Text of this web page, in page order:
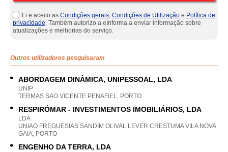
Li e aceito as Condições gerais, Condições de Utilização e Política de
privacidade. Também autorizo a eInforma a enviar informação sobre
atualizações e melhorias do serviço.
Outros utilizadores pesquisaram
ABORDAGEM DINÂMICA, UNIPESSOAL, LDA
UNIP
TERMAS SAO VICENTE PENAFIEL, PORTO
RESPIRÓMAR - INVESTIMENTOS IMOBILIÁRIOS, LDA
LDA
UNIAO FREGUESIAS SANDIM OLIVAL LEVER CRESTUMA VILA NOVA
GAIA, PORTO
ENGENHO DA TERRA, LDA